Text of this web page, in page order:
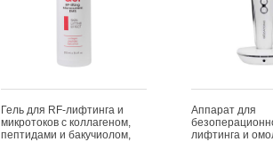
Гель для RF-лифтинга и
микротоков с коллагеном,
пептидами и бакучиолом,
Аппарат для
лифтинга и